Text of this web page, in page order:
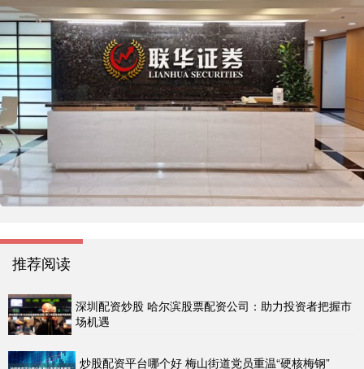
推荐阅读
深圳配资炒股 哈尔滨股票配资公司：助力投资者把握市
场机遇
炒股配资平台哪个好 梅山街道党员重温“硬核梅钢”